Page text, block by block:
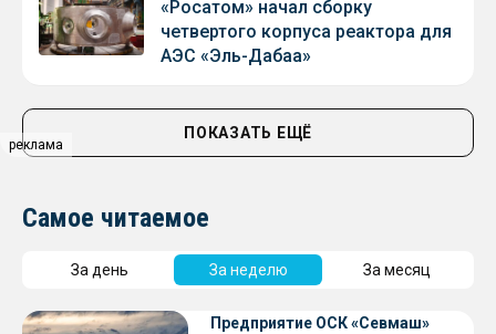
реклама
«Росатом» начал сборку
четвертого корпуса реактора для
АЭС «Эль-Дабаа»
ПОКАЗАТЬ ЕЩЁ
Самое читаемое
За день За неделю За месяц
Предприятие ОСК «Севмаш»